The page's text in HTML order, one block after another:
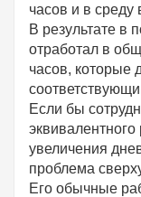
часов и в среду
В результате в
отработал в
часов, которые
Если бы
увеличения
проблема
Его обычные